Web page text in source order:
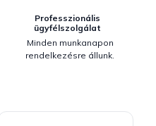
Professzionális
ügyfélszolgálat
Minden munkanapon
rendelkezésre állunk.